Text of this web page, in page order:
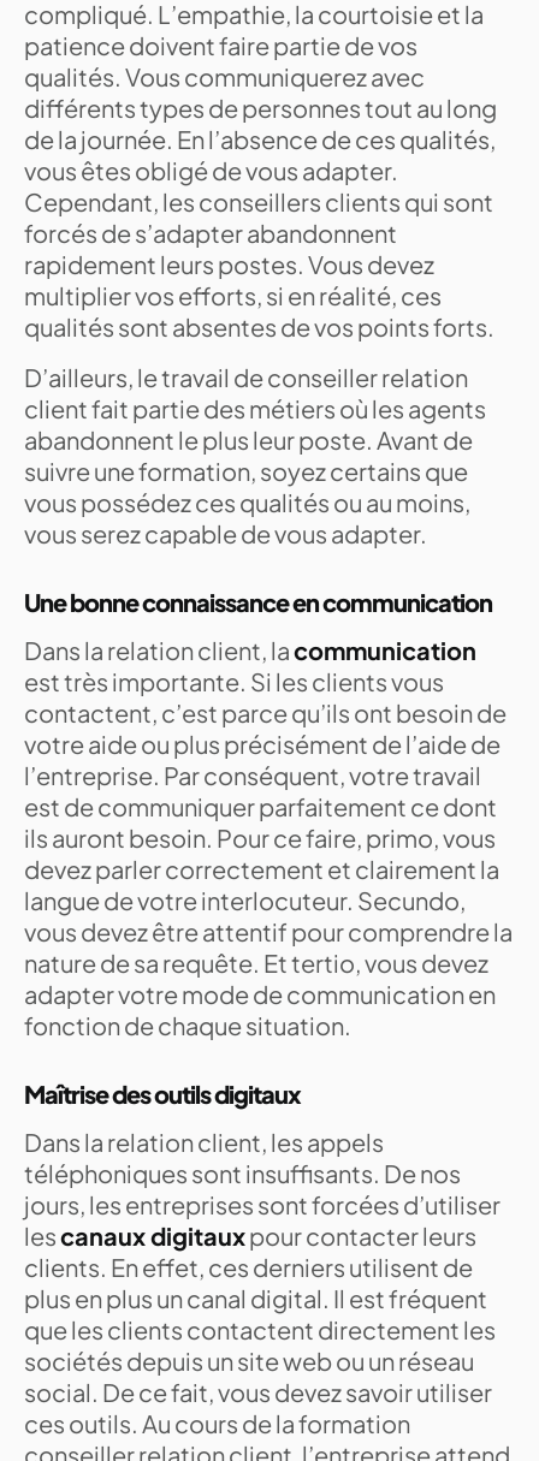
compliqué. L’empathie, la courtoisie et la
patience doivent faire partie de vos
qualités. Vous communiquerez avec
différents types de personnes tout au long
de la journée. En l’absence de ces qualités,
vous êtes obligé de vous adapter.
Cependant, les conseillers clients qui sont
forcés de s’adapter abandonnent
rapidement leurs postes. Vous devez
multiplier vos efforts, si en réalité, ces
qualités sont absentes de vos points forts.
D’ailleurs, le travail de conseiller relation
client fait partie des métiers où les agents
abandonnent le plus leur poste. Avant de
suivre une formation, soyez certains que
vous possédez ces qualités ou au moins,
vous serez capable de vous adapter.
Une bonne connaissance en communication
Dans la relation client, lacommunication
est très importante. Si les clients vous
contactent, c’est parce qu’ils ont besoin de
votre aide ou plus précisément de l’aide de
l’entreprise. Par conséquent, votre travail
est de communiquer parfaitement ce dont
ils auront besoin. Pour ce faire, primo, vous
devez parler correctement et clairement la
langue de votre interlocuteur. Secundo,
vous devez être attentif pour comprendre la
nature de sa requête. Et tertio, vous devez
adapter votre mode de communication en
fonction de chaque situation.
Maîtrise des outils digitaux
Dans la relation client, les appels
téléphoniques sont insuffisants. De nos
jours, les entreprises sont forcées d’utiliser
lescanaux digitauxpour contacter leurs
clients. En effet, ces derniers utilisent de
plus en plus un canal digital. Il est fréquent
que les clients contactent directement les
sociétés depuis un site web ou un réseau
social. De ce fait, vous devez savoir utiliser
ces outils. Au cours de la formation
conseiller relation client, l’entreprise attend